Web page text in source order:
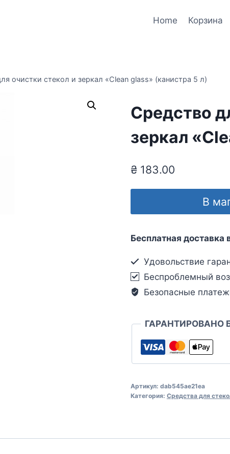
Home Корзина
очистки стекол и зеркал «Clean glass» (канистра 5 л)
Средство
зеркал
₴183.00
В
Бесплатная доставка
Удовольствие
Беспроблемный
Безопасные
ГАРАНТИРОВАНО
Артикул: dab545ae21ea
Категория: Средства для